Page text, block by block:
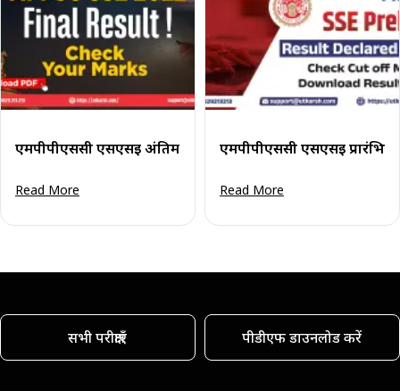
एमपीपीएससी एसएसई अंतिम परिणाम 2022 घोषित: परिणाम
Read More
एमपीपीएससी एसएसई प्रारंभिक
Read More
सभी परीक्षाएँ पीडीएफ डाउनलोड करें